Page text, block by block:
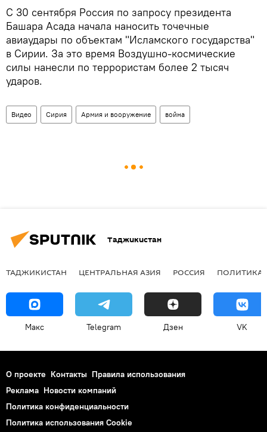
С 30 сентября Россия по запросу президента
Башара Асада начала наносить точечные
авиаудары по объектам "Исламского государства"
в Сирии. За это время Воздушно-космические
силы нанесли по террористам более 2 тысяч
ударов.
Видео Сирия Армия и вооружение война
Таджикистан
ТАДЖИКИСТАН ЦЕНТРАЛЬНАЯ АЗИЯ РОССИЯ ПОЛИТИКА
Макс Telegram Дзен VK
О проекте Контакты Правила использования
Реклама Новости компаний
Политика конфиденциальности
Политика использования Cookie